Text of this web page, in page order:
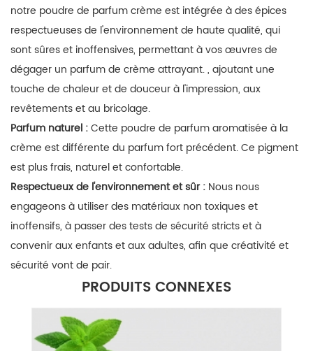
notre poudre de parfum crème est intégrée à des épices
respectueuses de l'environnement de haute qualité, qui
sont sûres et inoffensives, permettant à vos œuvres de
dégager un parfum de crème attrayant. , ajoutant une
touche de chaleur et de douceur à l'impression, aux
revêtements et au bricolage.
Parfum naturel :Cette poudre de parfumaromatisée à la
crème est différente du parfum fort précédent. Ce pigment
est plus frais, naturel et confortable.
Respectueux de l'environnement et sûr : Nous nous
engageons à utiliser des matériaux non toxiques et
inoffensifs, à passer des tests de sécurité stricts et à
convenir aux enfants et aux adultes, afin que créativité et
sécurité vont de pair.
PRODUITS CONNEXES